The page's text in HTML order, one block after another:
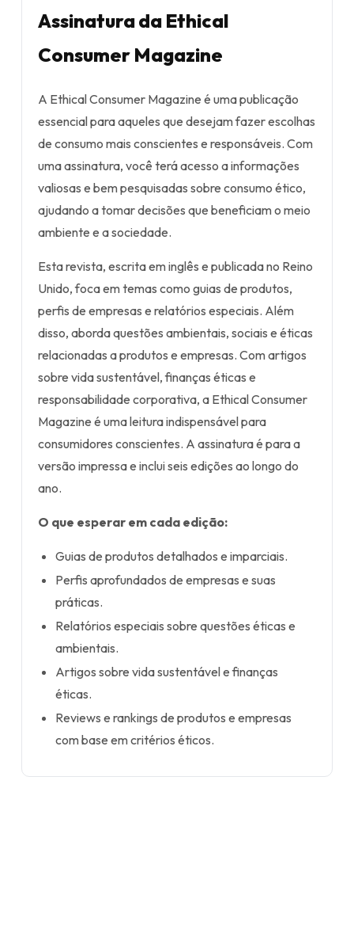
Assinatura da Ethical
Consumer Magazine
A Ethical Consumer Magazine é uma publicação
essencial para aqueles que desejam fazer escolhas
de consumo mais conscientes e responsáveis. Com
uma assinatura, você terá acesso a informações
valiosas e bem pesquisadas sobre consumo ético,
ajudando a tomar decisões que beneficiam o meio
ambiente e a sociedade.
Esta revista, escrita em inglês e publicada no Reino
Unido, foca em temas como guias de produtos,
perfis de empresas e relatórios especiais. Além
disso, aborda questões ambientais, sociais e éticas
relacionadas a produtos e empresas. Com artigos
sobre vida sustentável, finanças éticas e
responsabilidade corporativa, a Ethical Consumer
Magazine é uma leitura indispensável para
consumidores conscientes. A assinatura é para a
versão impressa e inclui seis edições ao longo do
ano.
O que esperar em cada edição:
Guias de produtos detalhados e imparciais.
Perfis aprofundados de empresas e suas
práticas.
Relatórios especiais sobre questões éticas e
ambientais.
Artigos sobre vida sustentável e finanças
éticas.
Reviews e rankings de produtos e empresas
com base em critérios éticos.